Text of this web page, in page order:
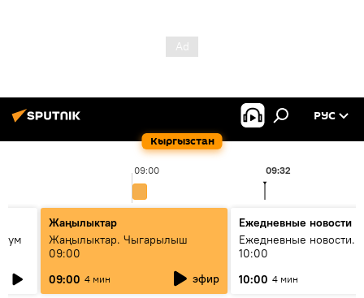
Кыргызстан
РУС
09:00 09:32
Жаңылыктар
Жаңылыктар. Чыгарылыш
09:00
09:00 4 мин эфир
Ежедневные новости
Ежедневные новости.
10:00
10:00 4 мин